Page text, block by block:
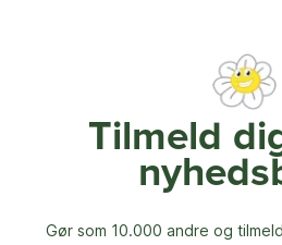
Tilmeld
Gør som 10.000 andre og